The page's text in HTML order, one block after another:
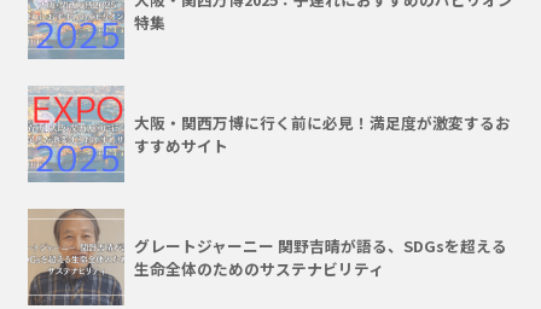
特集
大阪・関西万博に行く前に必見！満足度が激変するお
すすめサイト
グレートジャーニー 関野吉晴が語る、SDGsを超える
生命全体のためのサステナビリティ